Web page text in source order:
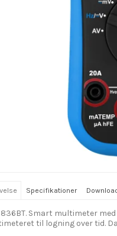
Specifikationer
836BT. Smart multimeter
til logning over tid.